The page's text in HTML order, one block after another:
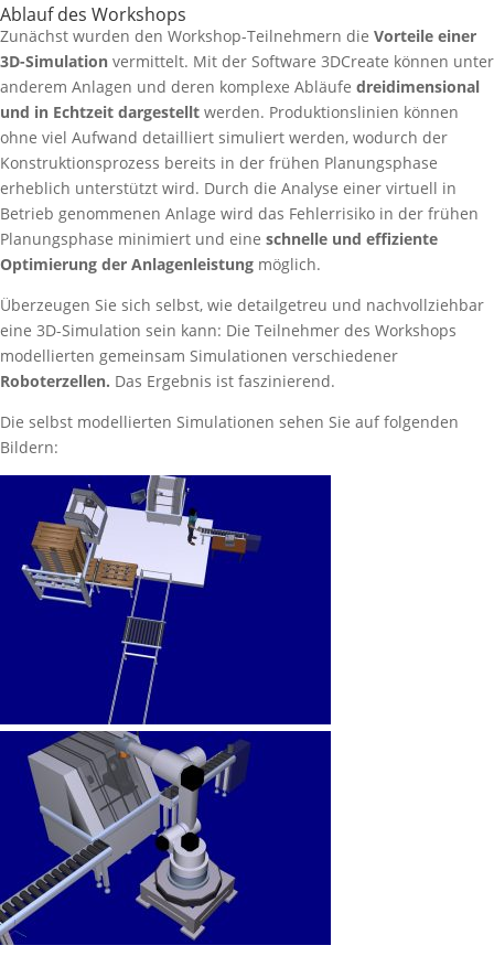
Ablauf des Workshops
Zunächst wurden den Workshop-Teilnehmern die Vorteile einer
3D-Simulation vermittelt. Mit der Software 3DCreate können unter
anderem Anlagen und deren komplexe Abläufe dreidimensional
und in Echtzeit dargestellt werden. Produktionslinien können
ohne viel Aufwand detailliert simuliert werden, wodurch der
Konstruktionsprozess bereits in der frühen Planungsphase
erheblich unterstützt wird. Durch die Analyse einer virtuell in
Betrieb genommenen Anlage wird das Fehlerrisiko in der frühen
Planungsphase minimiert und eine schnelle und effiziente
Optimierung der Anlagenleistung möglich.
Überzeugen Sie sich selbst, wie detailgetreu und nachvollziehbar
eine 3D-Simulation sein kann: Die Teilnehmer des Workshops
modellierten gemeinsam Simulationen verschiedener
Roboterzellen. Das Ergebnis ist faszinierend.
Die selbst modellierten Simulationen sehen Sie auf folgenden
Bildern: